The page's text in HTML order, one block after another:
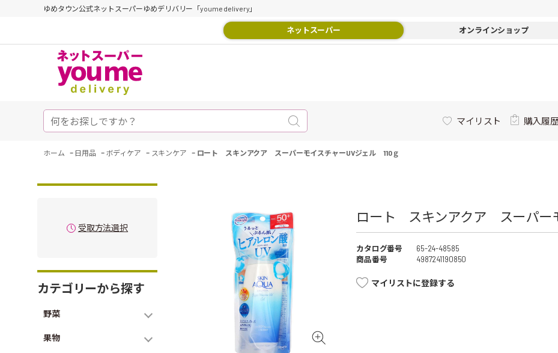
ゆめタウン公式ネットスーパーゆめデリバリー「youme delivery」
ネットスーパー オンラインショップ
マイリスト 購入履
ホーム - 日用品 - ボディケア - スキンケア - ロート スキンアクア スーパーモイスチャーUVジェル 110ｇ
受取方法選択
カテゴリーから探す
野菜
果物
ロート スキンアクア スーパー
カタログ番号
65-24-48585
商品番号
4987241190850
マイリストに登録する